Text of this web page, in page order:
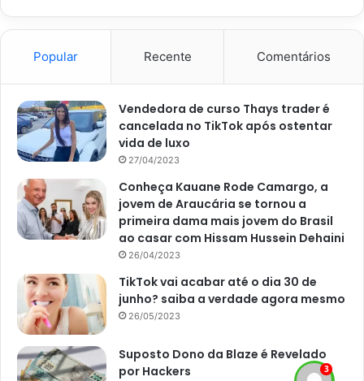
criar uma área de estar junto à área de churrasqueira. Isso
porque a permanência nesses dois espaços é maior,
O que não pode faltar em
uma área gourmet?
Por fim, é claro que, na sua área gourmet, não pode faltar
a churrasqueira, pois ela é uma celebridade do espaço.
Independentemente do tipo de churrasqueira, todos
sempre gostam e pedem bis. Ademais, para completar,
de som que possa transmitir boas músicas, são
essenciais. Para finalizar, poltronas, sofás, mesas
pequenas de madeira, plantas e cadeiras de balanço
também são bem-vindas!
Popular Recente Comentários
Vendedora de curso Thays trader é
cancelada no TikTok após ostentar
vida de luxo
27/04/2023
Conheça Kauane Rode Camargo, a
jovem de Araucária se tornou a
primeira dama mais jovem do Brasil
ao casar com Hissam Hussein Dehaini
26/04/2023
TikTok vai acabar até o dia 30 de
junho? saiba a verdade agora mesmo
26/05/2023
Suposto Dono da Blaze é Revelado
por Hackers